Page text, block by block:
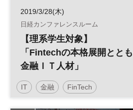
2019/3/28(木)
日経カンファレンスルーム
【理系学生対象】
「Fintechの本格展開とと
金融ＩＴ人材」
IT 金融 FinTech